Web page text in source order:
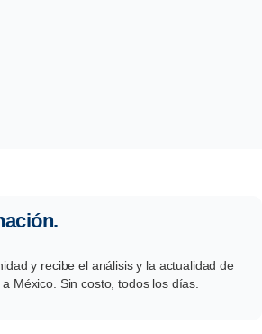
y recibe el análisis y la actualidad de
México. Sin costo, todos los días.